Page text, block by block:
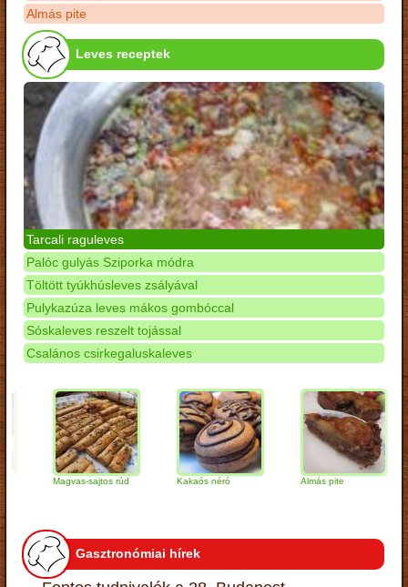
Almás pite
Leves receptek
Tarcali raguleves
Palóc gulyás Sziporka módra
Töltött tyúkhúsleves zsályával
Pulykazúza leves mákos gombóccal
Sóskaleves reszelt tojással
Csalános csirkegaluskaleves
Magvas-sajtos rúd Kakaós néró Almás pite
Gasztronómiai hírek